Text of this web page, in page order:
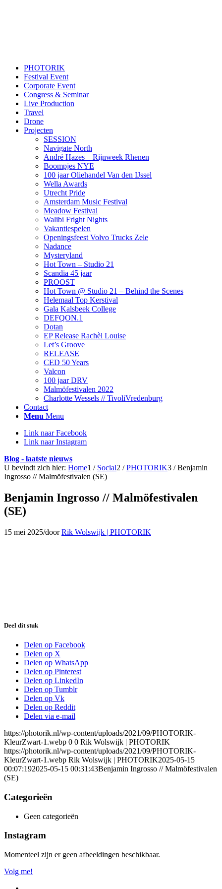
PHOTORIK
Festival Event
Corporate Event
Congress & Seminar
Live Production
Travel
Drone
Projecten
SESSION
Navigate North
André Hazes – Rijnweek Rhenen
Boompjes NYE
100 jaar Oliehandel Van den IJssel
Wella Awards
Utrecht Pride
Amsterdam Music Festival
Meadow Festival
Walibi Fright Nights
Vakantiespelen
Openingsfeest Volvo Trucks Zele
Nadance
Mysteryland
Hot Town – Studio 21
Scandia 45 jaar
PROOST
Hot Town @ Studio 21 – Behind the Scenes
Helemaal Top Kerstival
Gala Kalsbeek College
DEFQON.1
Dotan
EP Release Rachèl Louise
Let’s Groove
RELEASE
CED 50 Years
Valcon
100 jaar DRV
Malmöfestivalen 2022
Charlotte Wessels // TivoliVredenburg
Contact
Menu Menu
Link naar Facebook
Link naar Instagram
Blog - laatste nieuws
U bevindt zich hier: Home1 / Social2 / PHOTORIK3 / Benjamin
Ingrosso // Malmöfestivalen (SE)
Benjamin Ingrosso // Malmöfestivalen
(SE)
15 mei 2025/doorRik Wolswijk | PHOTORIK
Deel dit stuk
Delen op Facebook
Delen op X
Delen op WhatsApp
Delen op Pinterest
Delen op LinkedIn
Delen op Tumblr
Delen op Vk
Delen op Reddit
Delen via e-mail
https://photorik.nl/wp-content/uploads/2021/09/PHOTORIK-
KleurZwart-1.webp 0 0 Rik Wolswijk | PHOTORIK
https://photorik.nl/wp-content/uploads/2021/09/PHOTORIK-
KleurZwart-1.webp Rik Wolswijk | PHOTORIK2025-05-15
00:07:192025-05-15 00:31:43Benjamin Ingrosso // Malmöfestivalen
(SE)
Categorieën
Geen categorieën
Instagram
Momenteel zijn er geen afbeeldingen beschikbaar.
Volg me!